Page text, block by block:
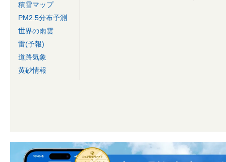
積雪マップ
PM2.5分布予測
世界の雨雲
雷(予報)
道路気象
黄砂情報